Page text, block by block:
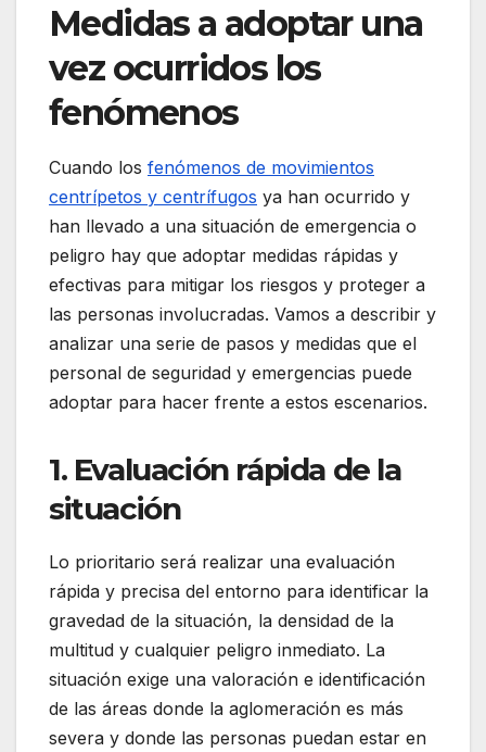
Medidas a adoptar una
vez ocurridos los
fenómenos
Cuando los fenómenos de movimientos
centrípetos y centrífugos ya han ocurrido y
han llevado a una situación de emergencia o
peligro hay que adoptar medidas rápidas y
efectivas para mitigar los riesgos y proteger a
las personas involucradas. Vamos a describir y
analizar una serie de pasos y medidas que el
personal de seguridad y emergencias puede
adoptar para hacer frente a estos escenarios.
1. Evaluación rápida de la
situación
Lo prioritario será realizar una evaluación
rápida y precisa del entorno para identificar la
gravedad de la situación, la densidad de la
multitud y cualquier peligro inmediato. La
situación exige una valoración e identificación
de las áreas donde la aglomeración es más
severa y donde las personas puedan estar en